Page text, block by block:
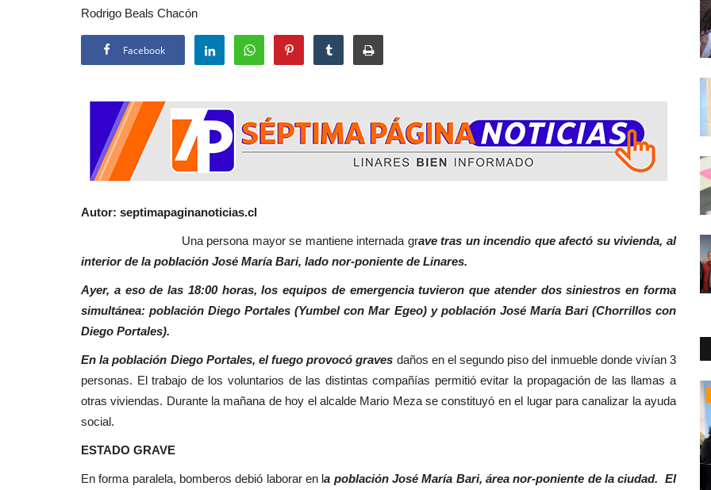
Rodrigo Beals Chacón
Facebook
Autor: septimapaginanoticias.cl
Una persona mayor se mantiene internada grave tras un incendio que afectó su vivienda, al
interior de la población José María Bari, lado nor-poniente de Linares.
Ayer, a eso de las 18:00 horas, los equipos de emergencia tuvieron que atender dos siniestros en forma
simultánea: población Diego Portales (Yumbel con Mar Egeo) y población José María Bari (Chorrillos con
Diego Portales).
En la población Diego Portales, el fuego provocó graves daños en el segundo piso del inmueble donde vivían 3
personas. El trabajo de los voluntarios de las distintas compañías permitió evitar la propagación de las llamas a
otras viviendas. Durante la mañana de hoy el alcalde Mario Meza se constituyó en el lugar para canalizar la ayuda
social.
ESTADO GRAVE
En forma paralela, bomberos debió laborar en la población José María Bari, área nor-poniente de la ciudad. El
Tribunales